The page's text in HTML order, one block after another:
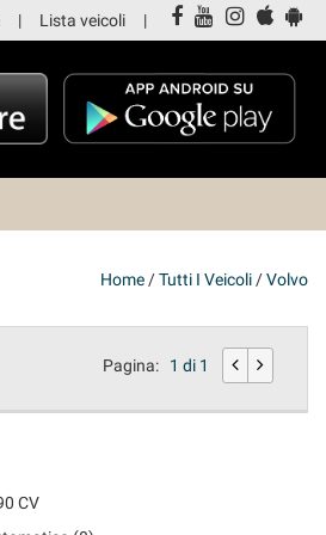
Lista veicoli
Home /Tutti I Veicoli /Volvo
Pagina: 1 di 1
CV